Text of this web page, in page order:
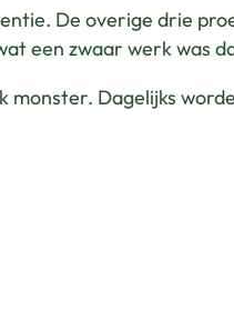
De overige drie
een zwaar werk was
Dagelijks